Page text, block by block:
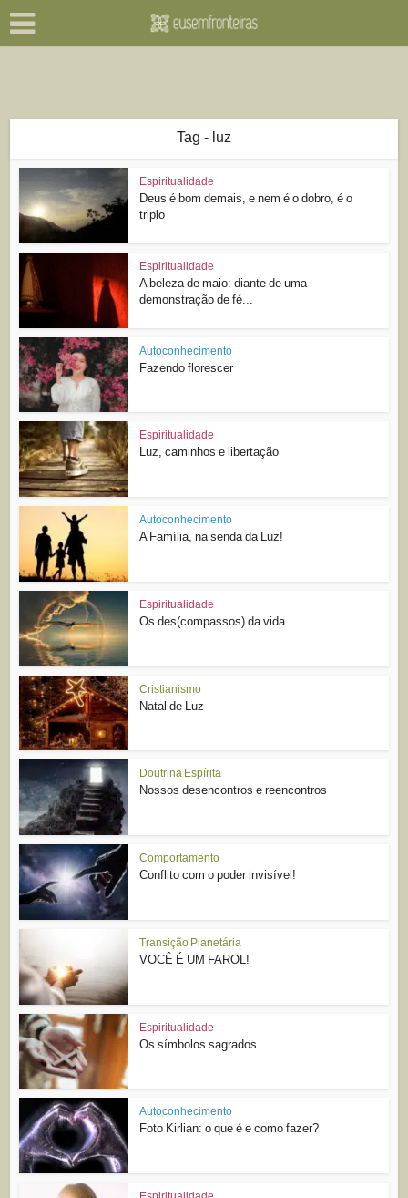
Tag - luz
Espiritualidade
Deus é bom demais, e nem é o dobro, é o
triplo
Espiritualidade
A beleza de maio: diante de uma
demonstração de fé...
Autoconhecimento
Fazendo florescer
Espiritualidade
Luz, caminhos e libertação
Autoconhecimento
A Família, na senda da Luz!
Espiritualidade
Os des(compassos) da vida
Cristianismo
Natal de Luz
Doutrina Espírita
Nossos desencontros e reencontros
Comportamento
Conflito com o poder invisível!
Transição Planetária
VOCÊ É UM FAROL!
Espiritualidade
Os símbolos sagrados
Autoconhecimento
Foto Kirlian: o que é e como fazer?